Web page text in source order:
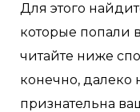
Для этого
которые попали в
читайте ниже
конечно, далеко
признательна